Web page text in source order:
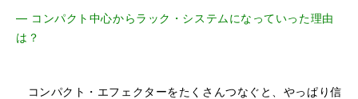
― コンパクト中心からラック・システムになっていった理由
は？
コンパクト・エフェクターをたくさんつなぐと、やっぱり信